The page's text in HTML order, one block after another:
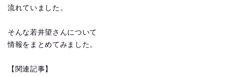
流れていました。
そんな若井望さんについて
情報をまとめてみました。
【関連記事】